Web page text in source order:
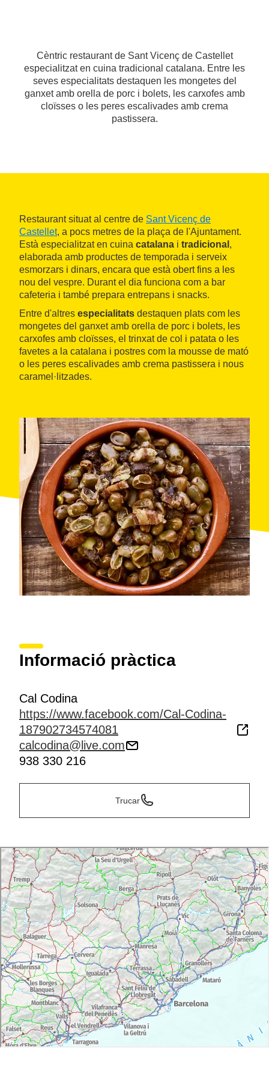
Cèntric restaurant de Sant Vicenç de Castellet
especialitzat en cuina tradicional catalana. Entre les
seves especialitats destaquen les mongetes del
ganxet amb orella de porc i bolets, les carxofes amb
cloïsses o les peres escalivades amb crema
pastissera.
Restaurant situat al centre de Sant Vicenç de
Castellet, a pocs metres de la plaça de l'Ajuntament.
Està especialitzat en cuina catalana i tradicional ,
elaborada amb productes de temporada i serveix
esmorzars i dinars, encara que està obert fins a les
nou del vespre. Durant el dia funciona com a bar
cafeteria i també prepara entrepans i snacks.
Entre d'altres especialitats destaquen plats com les
mongetes del ganxet amb orella de porc i bolets, les
carxofes amb cloïsses, el trinxat de col i patata o les
favetes a la catalana i postres com la mousse de mató
o les peres escalivades amb crema pastissera i nous
caramel·litzades.
Informació pràctica
Cal Codina
https://www.facebook.com/Cal-Codina-
187902734574081
calcodina@live.com
938 330 216
Trucar